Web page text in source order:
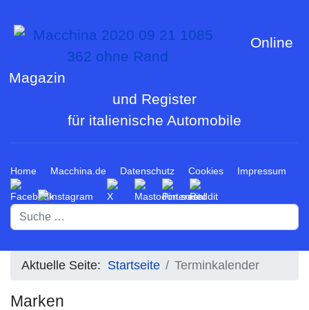
Online
Magazin
und Register
für italienische Automobile
Home Macchina.de Datenschutz Cookies Impressum
Suchen
Aktuelle Seite: Startseite Terminkalender
Marken